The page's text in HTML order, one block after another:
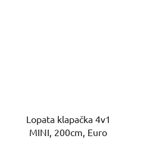
Lopata klapačka 4v1
MINI, 200cm, Euro